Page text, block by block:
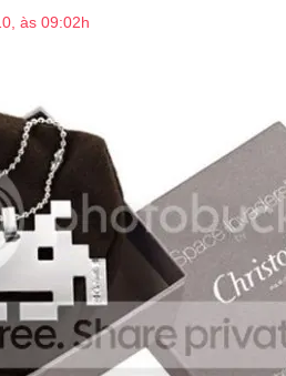
às 09:02h